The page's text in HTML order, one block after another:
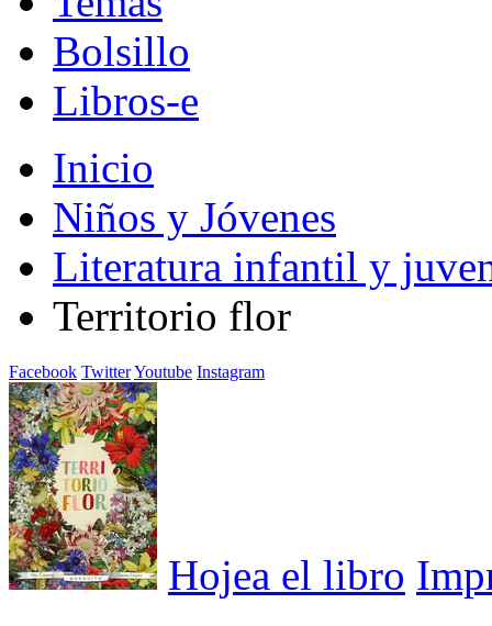
Bolsillo
Libros-e
Inicio
Niños y Jóvenes
Literatura infantil y
Territorio flor
Facebook TwitterYoutube Instagram
Hojea el libro